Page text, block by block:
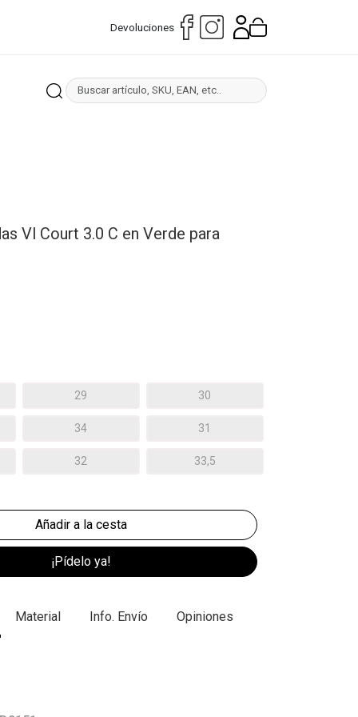
Devoluciones
Vl Court 3.0 C en Verde para
29 30
34 31
32 33,5
¡Pídelo ya!
Material Info. Envío Opiniones